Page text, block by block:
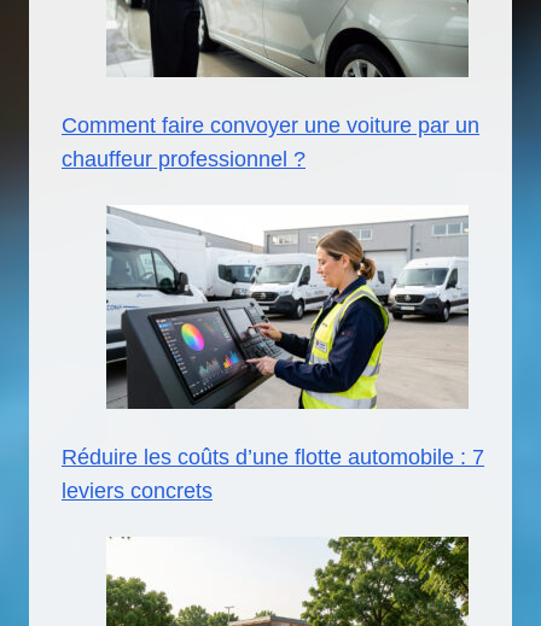
Comment faire convoyer une voiture par un
chauffeur professionnel ?
Réduire les coûts d’une flotte automobile : 7
leviers concrets